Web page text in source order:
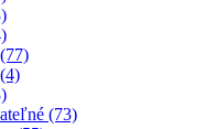
(77)
(4)
(73)